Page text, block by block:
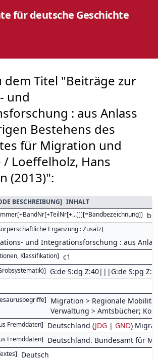
für deutsche Geschichte
dem Titel "Beiträge zur
und
: aus Anlass
Bestehens des
für Migration und
Loeffelholz, Hans
(2013)":
BESCHREIBUNG] INHALT
]
Ergänzung : Zusatz]
und Integrationsforschung : aus
Klassifikation] c1
] G:de S:dg Z:40|||G:de S:pg
] Migration > Regionale
Verwaltung > Amtsbücher;
Fremddaten] Deutschland (JDG | GND)
Fremddaten] Deutschland. Bundesamt für
] Deutsch